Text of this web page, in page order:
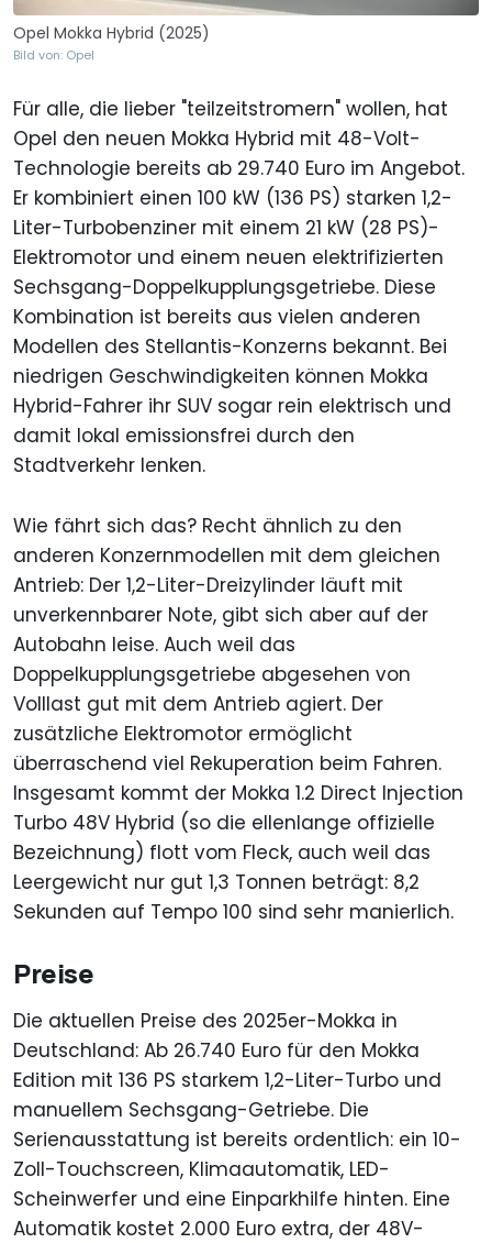
Opel Mokka Hybrid (2025)
Bild von: Opel
Für alle, die lieber "teilzeitstromern" wollen, hat
Opel den neuen Mokka Hybrid mit 48-Volt-
Technologie bereits ab 29.740 Euro im Angebot.
Er kombiniert einen 100 kW (136 PS) starken 1,2-
Liter-Turbobenziner mit einem 21 kW (28 PS)-
Elektromotor und einem neuen elektrifizierten
Sechsgang-Doppelkupplungsgetriebe. Diese
Kombination ist bereits aus vielen anderen
Modellen des Stellantis-Konzerns bekannt. Bei
niedrigen Geschwindigkeiten können Mokka
Hybrid-Fahrer ihr SUV sogar rein elektrisch und
damit lokal emissionsfrei durch den
Stadtverkehr lenken.
Wie fährt sich das? Recht ähnlich zu den
anderen Konzernmodellen mit dem gleichen
Antrieb: Der 1,2-Liter-Dreizylinder läuft mit
unverkennbarer Note, gibt sich aber auf der
Autobahn leise. Auch weil das
Doppelkupplungsgetriebe abgesehen von
Volllast gut mit dem Antrieb agiert. Der
zusätzliche Elektromotor ermöglicht
überraschend viel Rekuperation beim Fahren.
Insgesamt kommt der Mokka 1.2 Direct Injection
Turbo 48V Hybrid (so die ellenlange offizielle
Bezeichnung) flott vom Fleck, auch weil das
Leergewicht nur gut 1,3 Tonnen beträgt: 8,2
Sekunden auf Tempo 100 sind sehr manierlich.
Preise
Die aktuellen Preise des 2025er-Mokka in
Deutschland: Ab 26.740 Euro für den Mokka
Edition mit 136 PS starkem 1,2-Liter-Turbo und
manuellem Sechsgang-Getriebe. Die
Serienausstattung ist bereits ordentlich: ein 10-
Zoll-Touchscreen, Klimaautomatik, LED-
Scheinwerfer und eine Einparkhilfe hinten. Eine
Automatik kostet 2.000 Euro extra, der 48V-